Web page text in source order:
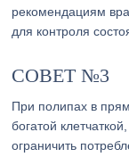
рекомендациям
для контроля
СОВЕТ №3
При полипах в
богатой
ограничить